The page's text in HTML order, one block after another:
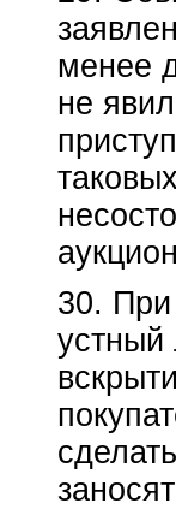
менее
не
30. При
устный